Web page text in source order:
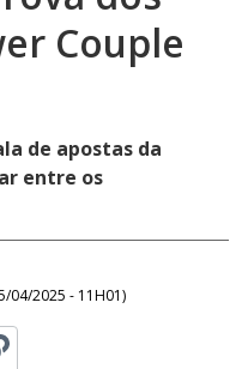
Couple
de apostas da
entre os
04/2025 - 11H01)